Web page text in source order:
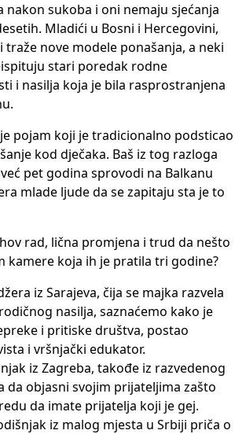
nakon sukoba i oni nemaju sjećanja
Mladići u Bosni i Hercegovini,
traže nove modele ponašanja, a neki
stari poredak rodne
i nasilja koja je bila rasprostranjena
pojam koji je tradicionalno podsticao
kod dječaka. Baš iz tog razloga
pet godina sprovodi na Balkanu
mlade ljude da se zapitaju sta je to
rad, lična promjena i trud da nešto
kamere koja ih je pratila tri godine?
iz Sarajeva, čija se majka razvela
nasilja, saznaćemo kako je
i pritiske društva, postao
i vršnjački edukator.
iz Zagreba, takođe iz razvedenog
da objasni svojim prijateljima zašto
da imate prijatelja koji je gej.
iz malog mjesta u Srbiji priča o